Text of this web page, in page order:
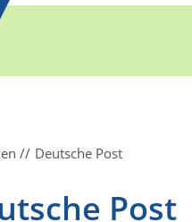
Deutsche Post
Post